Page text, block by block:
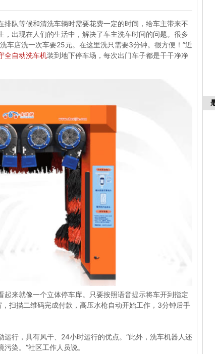
队等候和清洗车辆时需要花费一定的时间，给车主带来不
出现在人们的生活中，解决了车主洗车时间的问题。很多
车店洗一次车要25元。在这里洗只需要3分钟。很方便！”近
全自动洗车机装到地下停车场，每次出门车子都是干干净净
来就像一个立体停车库。只要按照语音提示将车开到指定
扫描二维码完成付款，高压水枪自动开始工作，3分钟后手
行，具有风干、24小时运行的优点。“此外，洗车机器人还
染。”社区工作人员说。